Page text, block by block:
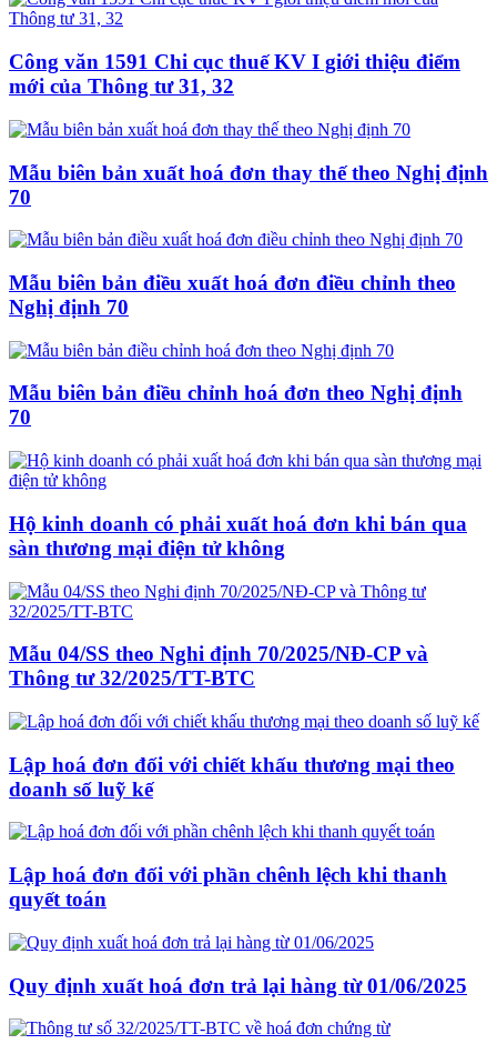
Công văn 1591 Chi cục thuế KV I giới thiệu điểm
mới của Thông tư 31, 32
Mẫu biên bản xuất hoá đơn thay thế theo Nghị định
70
Mẫu biên bản điều xuất hoá đơn điều chỉnh theo
Nghị định 70
Mẫu biên bản điều chỉnh hoá đơn theo Nghị định
70
Hộ kinh doanh có phải xuất hoá đơn khi bán qua
sàn thương mại điện tử không
Mẫu 04/SS theo Nghi định 70/2025/NĐ-CP và
Thông tư 32/2025/TT-BTC
Lập hoá đơn đối với chiết khấu thương mại theo
doanh số luỹ kế
Lập hoá đơn đối với phần chênh lệch khi thanh
quyết toán
Quy định xuất hoá đơn trả lại hàng từ 01/06/2025